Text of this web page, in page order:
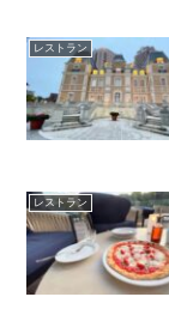
レストラン
レストラン